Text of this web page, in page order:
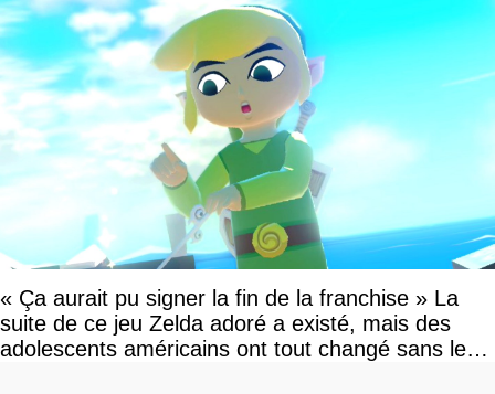
« Ça aurait pu signer la fin de la franchise » La
suite de ce jeu Zelda adoré a existé, mais des
adolescents américains ont tout changé sans le